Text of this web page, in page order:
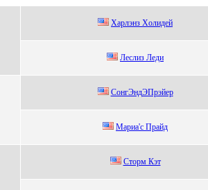
Xapлэнз Xoлидeй
Леслиз Леди
СoнгЭндЭПpэйep
Mариа'c Прайд
Стoрм Кэт